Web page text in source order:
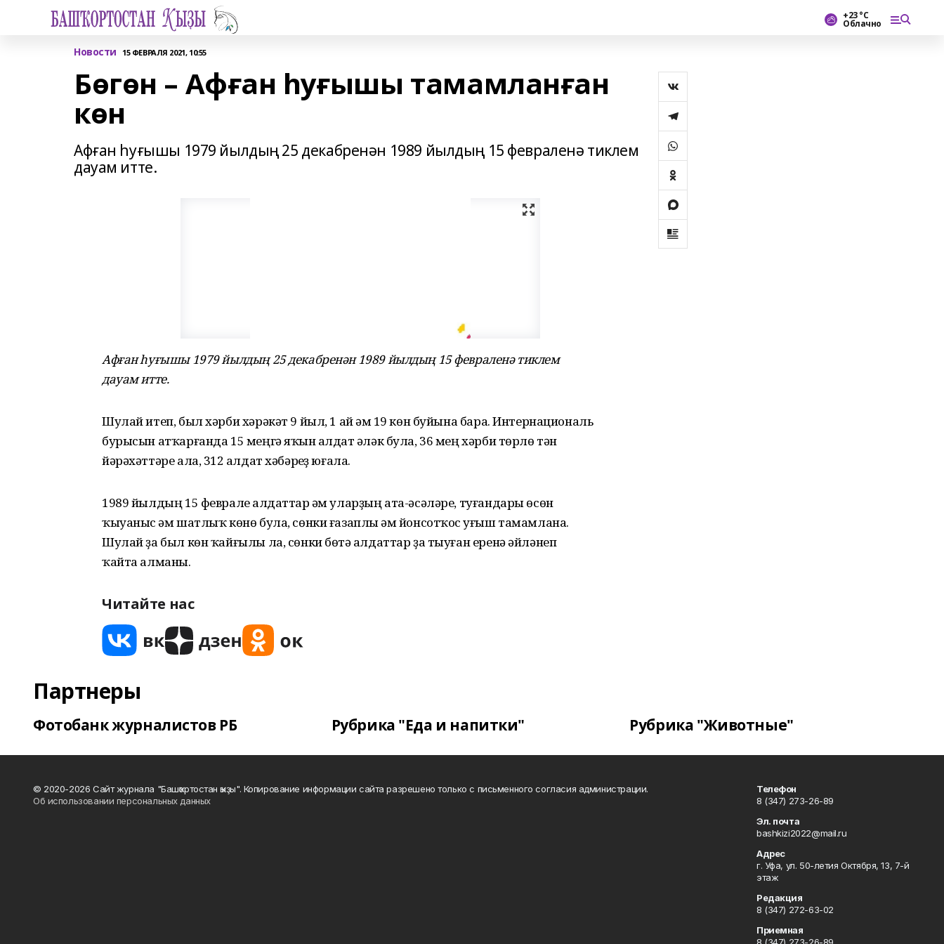
+23 °С
Облачно
Новости 15 ФЕВРАЛЯ 2021, 10:55
Бөгөн – Афған һуғышы тамамланған
көн
Афған һуғышы 1979 йылдың 25 декабренəн 1989 йылдың 15 февраленə тиклем
дауам итте.
Афған һуғышы 1979 йылдың 25 декабренəн 1989 йылдың 15 февраленə тиклем
дауам итте.
Шулай итеп, был хəрби хəрəкəт 9 йыл, 1 ай һəм 19 көн буйына бара. Интернациональ
бурысын атҡарғанда 15 меңгə яҡын һалдат һəлəк була, 36 мең хәрби төрлө тән
йәрәхәттәре ала, 312 һалдат хəбəрһеҙ юғала.
1989 йылдың 15 феврале һалдаттар һәм уларҙың ата-әсәләре, туғандары өсөн
ҡыуаныс һәм шатлыҡ көнө була, сөнки ғазаплы һəм йонсотҡос һуғыш тамамлана.
Шулай ҙа был көн ҡайғылы ла, сөнки бөтə һалдаттар ҙа тыуған еренə əйлəнеп
ҡайта алманы.
Читайте нас
Партнеры
Фотобанк журналистов РБ Рубрика "Еда и напитки" Рубрика "Животные"
© 2020-2026 Сайт журнала "Башҡортостан ҡыҙы". Копирование информации сайта разрешено только с письменного согласия администрации.
Об использовании персональных данных
Телефон
8 (347) 273-26-89
Эл. почта
bashkizi2022@mail.ru
Адрес
г. Уфа, ул. 50-летия Октября, 13, 7-й
этаж
Редакция
8 (347) 272-63-02
Приемная